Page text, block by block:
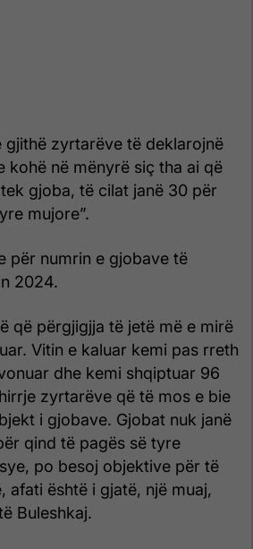
gjithë zyrtarëve të deklarojnë
kohë në mënyrë siç tha ai që
gjoba, të cilat janë 30 për
mujore”.
për numrin e gjobave të
2024.
që përgjigjja të jetë më e mirë
Vitin e kaluar kemi pas rreth
dhe kemi shqiptuar 96
zyrtarëve që të mos e bie
i gjobave. Gjobat nuk janë
qind të pagës së tyre
po besoj objektive për të
afati është i gjatë, një muaj,
Buleshkaj.